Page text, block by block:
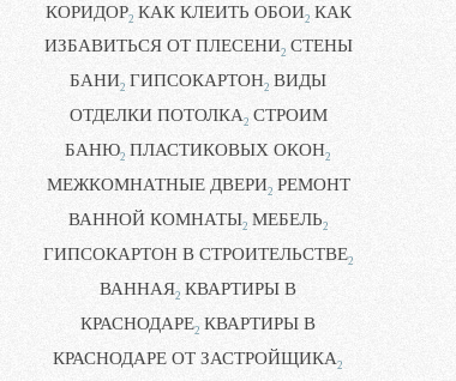
КОРИДОР2 КАК КЛЕИТЬ ОБОИ2 КАК
ИЗБАВИТЬСЯ ОТ ПЛЕСЕНИ2 СТЕНЫ
БАНИ2 ГИПСОКАРТОН2 ВИДЫ
ОТДЕЛКИ ПОТОЛКА2 СТРОИМ
БАНЮ2 ПЛАСТИКОВЫХ ОКОН2
МЕЖКОМНАТНЫЕ ДВЕРИ2 РЕМОНТ
ВАННОЙ КОМНАТЫ2 МЕБЕЛЬ2
ГИПСОКАРТОН В СТРОИТЕЛЬСТВЕ2
ВАННАЯ2 КВАРТИРЫ В
КРАСНОДАРЕ2 КВАРТИРЫ В
КРАСНОДАРЕ ОТ ЗАСТРОЙЩИКА2